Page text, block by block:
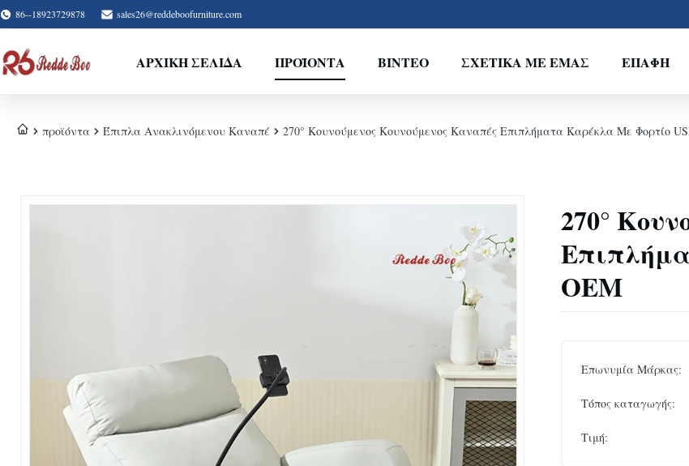
86--18923729878 sales26@reddeboofurniture.com
ΑΡΧΙΚΉ ΣΕΛΊΔΑ ΠΡΟΪΌΝΤΑ ΒΊΝΤΕΟ ΣΧΕΤΙΚΆ ΜΕ ΕΜΆΣ ΕΠΑΦΉ
προϊόντα Έπιπλα Ανακλινόμενου Καναπέ 270° Κουνούμενος Κουνούμενος Καναπές Επιπλήματα Καρέκλα Με Φορτίο
270°
OEM
Επωνυμία Μάρκας:
Τόπος καταγωγής:
Τιμή: